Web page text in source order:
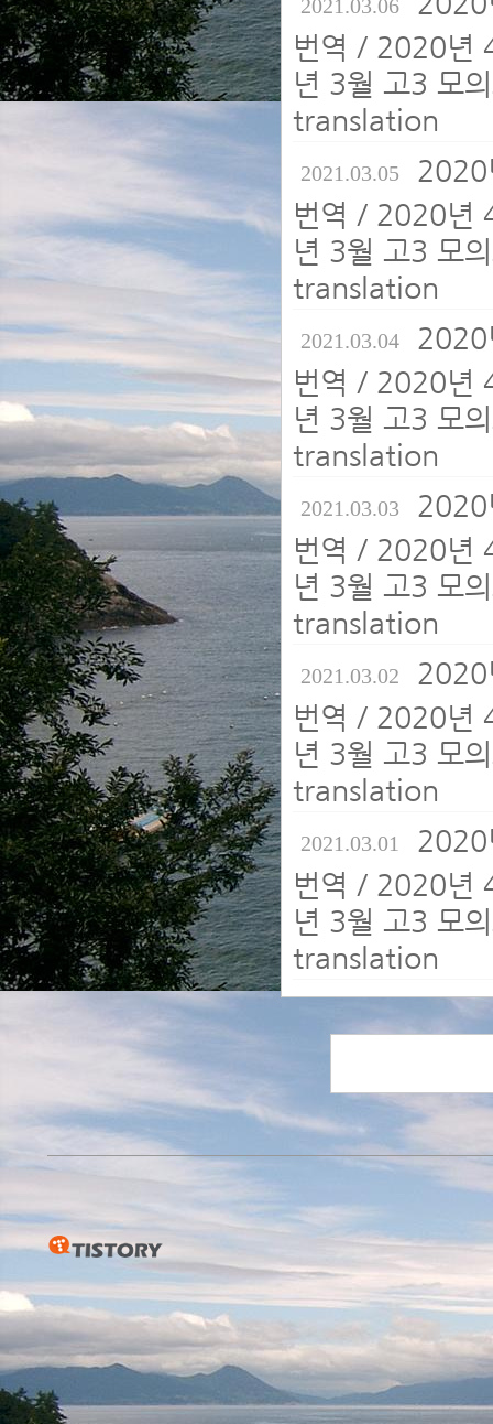
2021.03.06
번역 / 2020년
년 3월 고3 모
translation
2021.03.05 2020
번역 / 2020년
년 3월 고3 모
translation
2021.03.04 2020
번역 / 2020년
년 3월 고3 모
translation
2021.03.03 2020
번역 / 2020년
년 3월 고3 모
translation
2021.03.02 2020
번역 / 2020년
년 3월 고3 모
translation
2021.03.01 2020
번역 / 2020년
년 3월 고3 모
translation